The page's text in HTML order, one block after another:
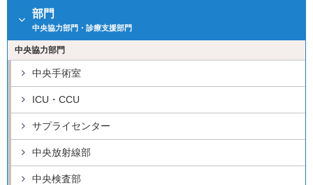
部門
中央協力部門・診療支援部門
中央協力部門
中央手術室
ICU・CCU
サプライセンター
中央放射線部
中央検査部